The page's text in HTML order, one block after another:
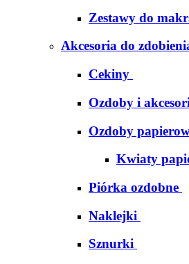
Zestawy do
Akcesoria do
Cekiny
Ozdoby i
Ozdoby
Kwiaty
Piórka ozdobne
Naklejki
Sznurki